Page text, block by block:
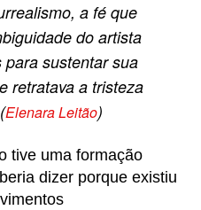
a fé que
do artista
sustentar sua
retratava a tristeza
Elenara Leitão)
tive uma formação
dizer porque existiu